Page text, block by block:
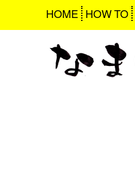
HOME HOW TO